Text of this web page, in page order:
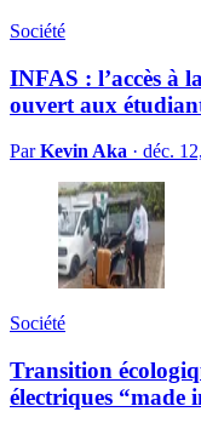
Société
INFAS : l’accès à
ouvert aux
ParKevin Aka · déc.
Société
Transition
électriques “made